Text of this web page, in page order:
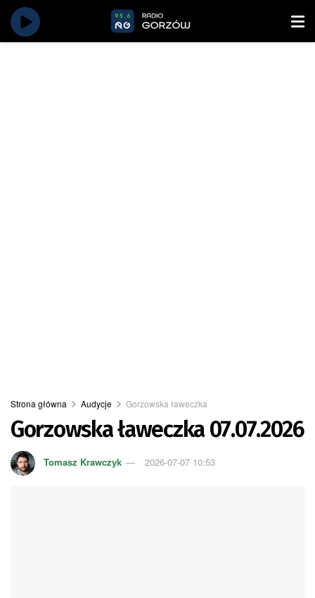
Strona główna Audycje Gorzowska ławeczka
Gorzowska ławeczka 07.07.2026
Tomasz Krawczyk 2026-07-07 10:53